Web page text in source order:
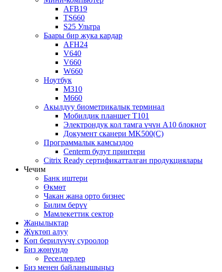
AFB19
TS660
S25 Ультра
Баары бир жука кардар
AFH24
V640
V660
W660
Ноутбук
M310
M660
Акылдуу биометрикалык терминал
Мобилдик планшет T101
Электрондук кол тамга үчүн A10 блокнот
Документ сканери MK500(C)
Программалык камсыздоо
Centerm булут принтери
Citrix Ready сертификатталган продукциялары
Чечим
Банк иштери
Өкмөт
Чакан жана орто бизнес
Билим берүү
Мамлекеттик сектор
Жаңылыктар
Жүктөп алуу
Көп берилүүчү суроолор
Биз жөнүндө
Реселлерлер
Биз менен байланышыңыз